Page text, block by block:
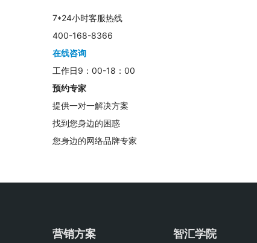
7*24小时客服热线
400-168-8366
在线咨询
工作日9：00-18：00
预约专家
提供一对一解决方案
找到您身边的困惑
您身边的网络品牌专家
营销方案 智汇学院